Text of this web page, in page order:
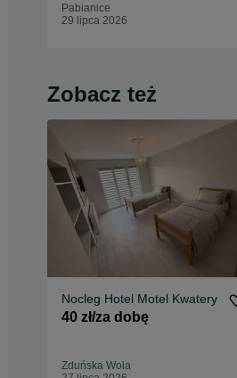
Pabianice
29 lipca 2026
Zobacz też
Nocleg Hotel Motel Kwatery
40 zł/za dobę
Zduńska Wola